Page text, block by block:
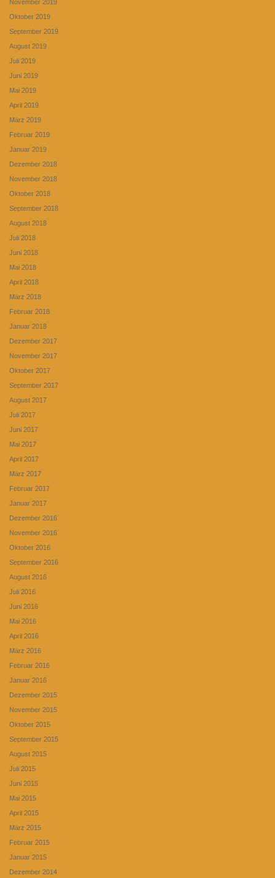
November 2019
Oktober 2019
September 2019
August 2019
Juli 2019
Juni 2019
Mai 2019
April 2019
März 2019
Februar 2019
Januar 2019
Dezember 2018
November 2018
Oktober 2018
September 2018
August 2018
Juli 2018
Juni 2018
Mai 2018
April 2018
März 2018
Februar 2018
Januar 2018
Dezember 2017
November 2017
Oktober 2017
September 2017
August 2017
Juli 2017
Juni 2017
Mai 2017
April 2017
März 2017
Februar 2017
Januar 2017
Dezember 2016
November 2016
Oktober 2016
September 2016
August 2016
Juli 2016
Juni 2016
Mai 2016
April 2016
März 2016
Februar 2016
Januar 2016
Dezember 2015
November 2015
Oktober 2015
September 2015
August 2015
Juli 2015
Juni 2015
Mai 2015
April 2015
März 2015
Februar 2015
Januar 2015
Dezember 2014